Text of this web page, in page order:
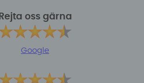
Rejta oss gärna
Google